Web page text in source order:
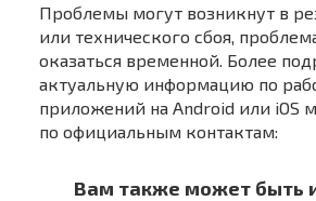
Проблемы могут возникнут в
или технического сбоя,
оказаться временной. Более
актуальную информацию по
приложений на Android или iOS
по официальным контактам:
Вам также может быть